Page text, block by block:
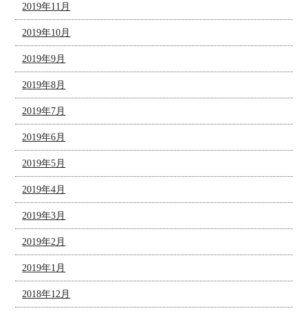
2019年11月
2019年10月
2019年9月
2019年8月
2019年7月
2019年6月
2019年5月
2019年4月
2019年3月
2019年2月
2019年1月
2018年12月